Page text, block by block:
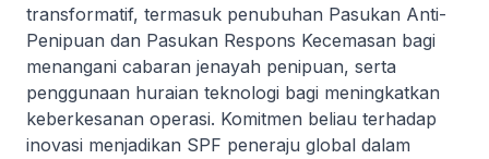
transformatif, termasuk penubuhan Pasukan Anti-
Penipuan dan Pasukan Respons Kecemasan bagi
menangani cabaran jenayah penipuan, serta
penggunaan huraian teknologi bagi meningkatkan
keberkesanan operasi. Komitmen beliau terhadap
inovasi menjadikan SPF peneraju global dalam